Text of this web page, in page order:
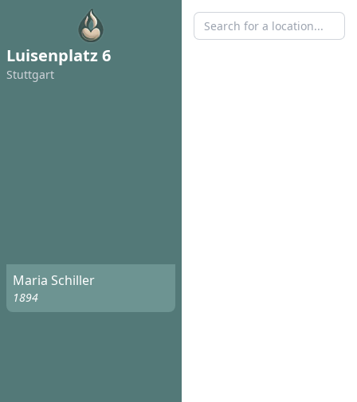
Luisenplatz 6
Stuttgart
Maria Schiller
1894